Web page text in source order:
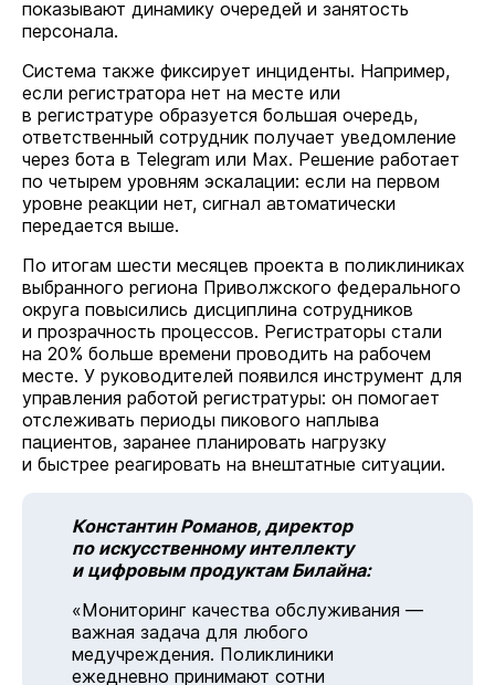
показывают динамику очередей и занятость
персонала.
Система также фиксирует инциденты. Например,
если регистратора нет на месте или
в регистратуре образуется большая очередь,
ответственный сотрудник получает уведомление
через бота в Telegram или Мах. Решение работает
по четырем уровням эскалации: если на первом
уровне реакции нет, сигнал автоматически
передается выше.
По итогам шести месяцев проекта в поликлиниках
выбранного региона Приволжского федерального
округа повысились дисциплина сотрудников
и прозрачность процессов. Регистраторы стали
на 20% больше времени проводить на рабочем
месте. У руководителей появился инструмент для
управления работой регистратуры: он помогает
отслеживать периоды пикового наплыва
пациентов, заранее планировать нагрузку
и быстрее реагировать на внештатные ситуации.
Константин Романов, директор
по искусственному интеллекту
и цифровым продуктам Билайна:
«Мониторинг качества обслуживания —
важная задача для любого
медучреждения. Поликлиники
ежедневно принимают сотни